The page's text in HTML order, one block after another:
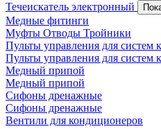
Течеискатель электронный
Медные фитинги
Муфты Отводы Тройники
Пульты управления для систем
Пульты управления для систем
Медный припой
Медный припой
Сифоны дренажные
Сифоны дренажные
Вентили для кондиционеров